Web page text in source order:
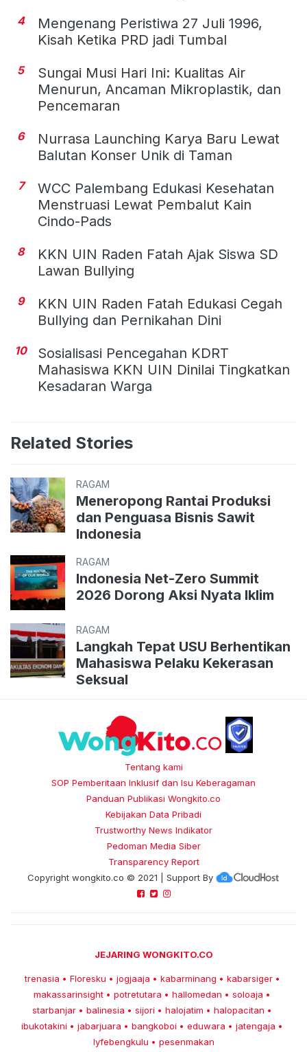
4
Mengenang Peristiwa 27 Juli 1996,
Kisah Ketika PRD jadi Tumbal
5
Sungai Musi Hari Ini: Kualitas Air
Menurun, Ancaman Mikroplastik, dan
Pencemaran
6
Nurrasa Launching Karya Baru Lewat
Balutan Konser Unik di Taman
7
WCC Palembang Edukasi Kesehatan
Menstruasi Lewat Pembalut Kain
Cindo-Pads
8
KKN UIN Raden Fatah Ajak Siswa SD
Lawan Bullying
9
KKN UIN Raden Fatah Edukasi Cegah
Bullying dan Pernikahan Dini
10
Sosialisasi Pencegahan KDRT
Mahasiswa KKN UIN Dinilai Tingkatkan
Kesadaran Warga
Related Stories
RAGAM
Meneropong Rantai Produksi
dan Penguasa Bisnis Sawit
Indonesia
RAGAM
Indonesia Net-Zero Summit
2026 Dorong Aksi Nyata Iklim
RAGAM
Langkah Tepat USU Berhentikan
Mahasiswa Pelaku Kekerasan
Seksual
Tentang kami
SOP Pemberitaan Inklusif dan Isu Keberagaman
Panduan Publikasi Wongkito.co
Kebijakan Data Pribadi
Trustworthy News Indikator
Pedoman Media Siber
Transparency Report
Copyright wongkito.co © 2021 | Support By
JEJARING WONGKITO.CO
trenasia • Floresku • jogjaaja • kabarminang • kabarsiger •
makassarinsight • potretutara • hallomedan • soloaja •
starbanjar • balinesia • sijori • halojatim • halopacitan •
ibukotakini • jabarjuara • bangkoboi • eduwara • jatengaja •
lyfebengkulu • pesenmakan